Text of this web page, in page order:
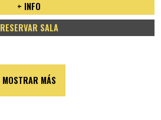
+ INFO
RESERVAR SALA
MOSTRAR MÁS